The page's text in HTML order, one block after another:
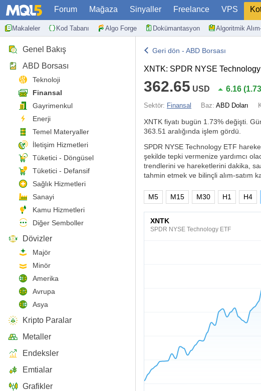
Forum Mağaza Sinyaller Freelance VPS
Makaleler Kod Tabanı Algo Forge Dokümantasyon Algoritmik
Genel Bakış
ABD Borsası
Teknoloji
Finansal
Gayrimenkul
Enerji
Temel Materyaller
İletişim Hizmetleri
Tüketici - Döngüsel
Tüketici - Defansif
Sağlık Hizmetleri
Sanayi
Kamu Hizmetleri
Diğer Semboller
Dövizler
Majör
Minör
Amerika
Avrupa
Asya
Kripto Paralar
Metaller
Endeksler
Emtialar
Grafikler
Geri dön - ABD Borsası
XNTK: SPDR NYSE
362.65 USD 6.16 (
Sektör: Finansal Baz: ABD Doları
XNTK fiyatı bugün 1.73% değişti.
363.51 aralığında işlem gördü.
SPDR NYSE Technology ETF
şekilde tepki vermenize yardımcı
trendlerini ve hareketlerini dakika,
tahmin etmek ve bilinçli alım-satım
M5 M15 M30 H1 H4
XNTK
SPDR NYSE Technology ETF